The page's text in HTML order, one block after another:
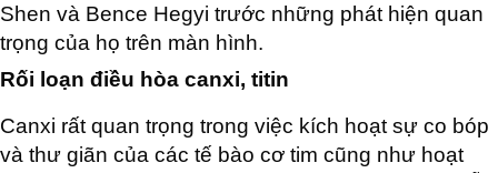
Shen và Bence Hegyi trước những phát hiện quan
trọng của họ trên màn hình.
Rối loạn điều hòa canxi, titin
Canxi rất quan trọng trong việc kích hoạt sự co bóp
và thư giãn của các tế bào cơ tim cũng như hoạt